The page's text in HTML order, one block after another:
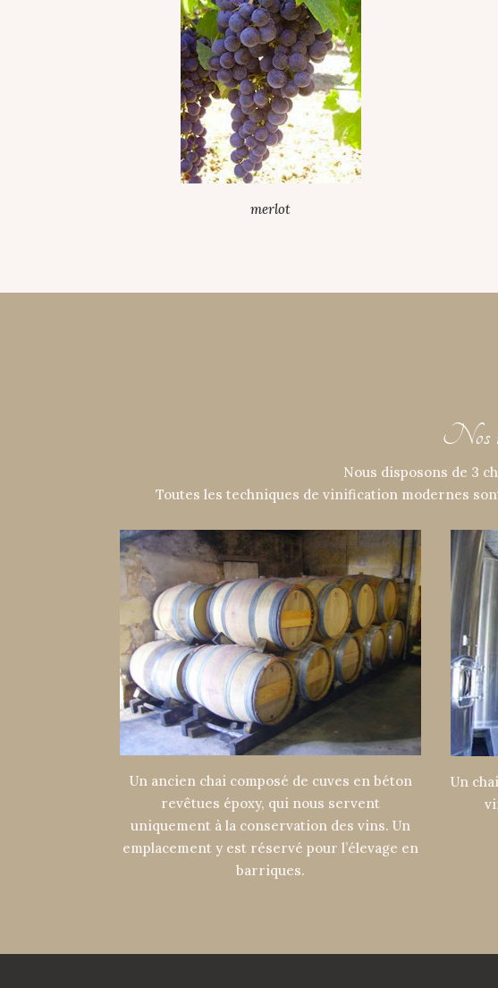
merlot
Nos
Nous disposons de 3
Toutes les techniques de vinification modernes
Un ancien chai composé de cuves en béton
revêtues époxy, qui nous servent
uniquement à la conservation des vins. Un
emplacement y est réservé pour l’élevage en
barriques.
Un